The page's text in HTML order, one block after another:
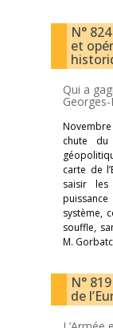
N°
et
Qui a
chute
carte de
saisir
système,
souffle,
M.
N°
de